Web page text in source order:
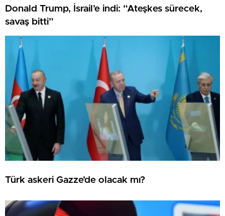
Donald Trump, İsrail’e indi: “Ateşkes sürecek,
savaş bitti”
Türk askeri Gazze’de olacak mı?